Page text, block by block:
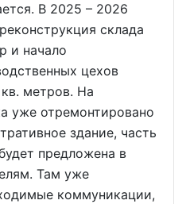
В 2025 – 2026
склада
и начало
цехов
метров. На
уже отремонтировано
здание, часть
предложена в
Там уже
коммуникации,